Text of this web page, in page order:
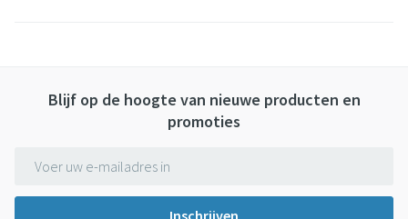
Blijf op de hoogte van nieuwe producten en
promoties
Inschrijven